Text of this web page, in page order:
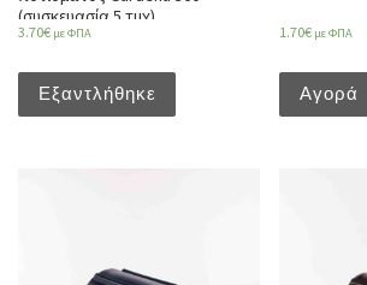
(συσκευασία 5 τμχ)
3.70€ με ΦΠΑ
Εξαντλήθηκε
1.70€ με ΦΠΑ
Αγορά